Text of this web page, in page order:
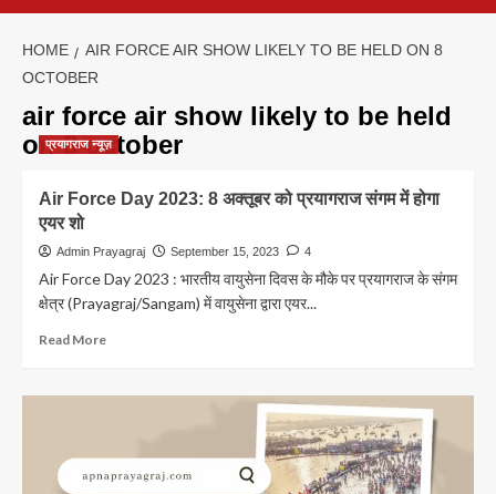
HOME
AIR FORCE AIR SHOW LIKELY TO BE HELD ON 8
OCTOBER
air force air show likely to be held
on 8 october
प्रयागराज न्यूज़
Air Force Day 2023: 8 अक्तूबर को प्रयागराज संगम में होगा
एयर शो
Admin Prayagraj September 15, 2023 4
Air Force Day 2023 : भारतीय वायुसेना दिवस के मौके पर प्रयागराज के संगम
क्षेत्र (Prayagraj/Sangam) में वायुसेना द्वारा एयर...
Read MoreRead
Air
2023:
8